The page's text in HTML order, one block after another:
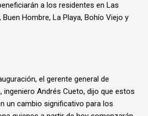
a los residentes en Las
Hombre, La Playa, Bohío Viejo y
el gerente general de
ingeniero Andrés Cueto, dijo que estos
un cambio significativo para los